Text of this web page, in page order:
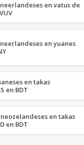
en vatus de
en yuanes
en takas
en BDT
en takas
en BDT